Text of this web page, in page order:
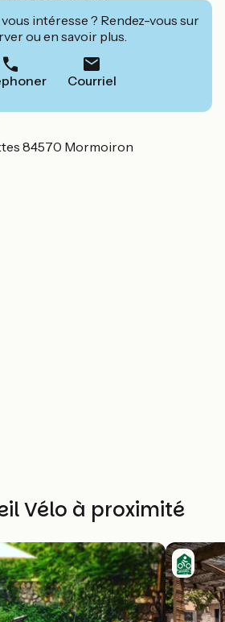
vous intéresse ? Rendez-vous sur
ou en savoir plus.
Courriel
84570 Mormoiron
Vélo à proximité